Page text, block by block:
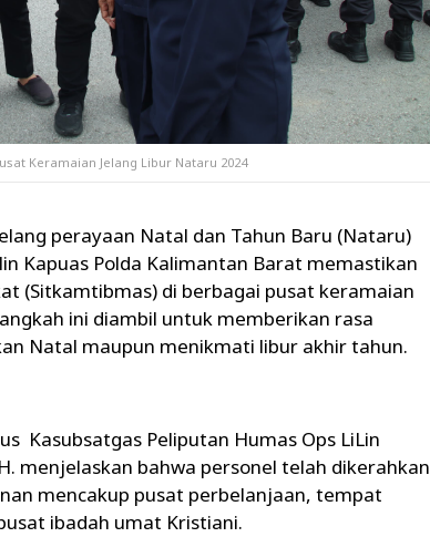
Keramaian Jelang Libur Nataru 2024
perayaan Natal dan Tahun Baru (Nataru)
Kapuas Polda Kalimantan Barat memastikan
(Sitkamtibmas) di berbagai pusat keramaian
ini diambil untuk memberikan rasa
Natal maupun menikmati libur akhir tahun.
Kasubsatgas Peliputan Humas Ops LiLin
menjelaskan bahwa personel telah dikerahkan
mencakup pusat perbelanjaan, tempat
ibadah umat Kristiani.